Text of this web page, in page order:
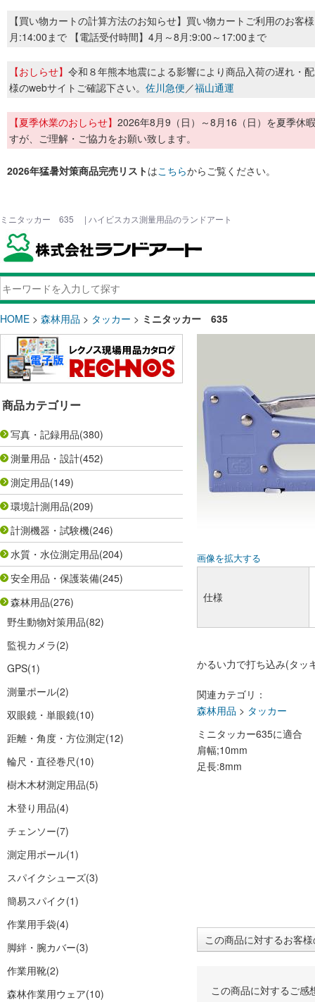
【買い物カートの計算方法のお知らせ】買い物カートご利用のお客
月:14:00まで 【電話受付時間】4月～8月:9:00～17:00まで
【おしらせ】 令和８年熊本地震による影響により商品入荷の遅れ・
様のwebサイトご確認下さい。 佐川急便／福山通運
【夏季休業のおしらせ】 2026年8月9（日）～8月16（日）を夏季休
すが、ご理解・ご協力をお願い致します。
2026年猛暑対策商品完売リストはこちらからご覧ください。
ミニタッカー 635 | ハイビスカス測量用品のランドアート
HOME > 森林用品 > タッカー > ミニタッカー 635
商品カテゴリー
写真・記録用品(380)
測量用品・設計(452)
測定用品(149)
環境計測用品(209)
計測機器・試験機(246)
水質・水位測定用品(204)
安全用品・保護装備(245)
森林用品(276)
野生動物対策用品(82)
監視カメラ(2)
GPS(1)
測量ポール(2)
双眼鏡・単眼鏡(10)
距離・角度・方位測定(12)
輪尺・直径巻尺(10)
樹木木材測定用品(5)
木登り用品(4)
チェンソー(7)
測定用ポール(1)
スパイクシューズ(3)
簡易スパイク(1)
作業用手袋(4)
脚絆・腕カバー(3)
作業用靴(2)
森林作業用ウェア(10)
画像を拡大する
仕様
かるい力で打ち込み(タッ
関連カテゴリ：
森林用品 > タッカー
ミニタッカー635に適合
肩幅;10mm
足長:8mm
この商品に対するお客
この商品に対するご感